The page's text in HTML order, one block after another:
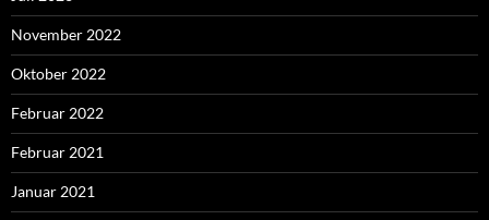
November 2022
Oktober 2022
Februar 2022
Februar 2021
Januar 2021